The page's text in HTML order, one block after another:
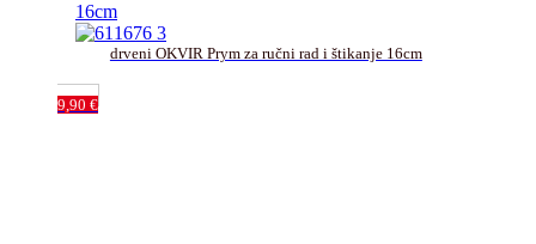
drveni OKVIR Prym za ručni rad i štikanje 16cm﻿
9,90 €